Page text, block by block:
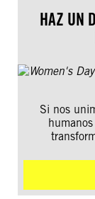
HAZ UN
Si nos